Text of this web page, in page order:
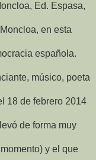
Ed. Espasa,
en esta
española.
músico, poeta
18 de febrero 2014
de forma muy
y el que